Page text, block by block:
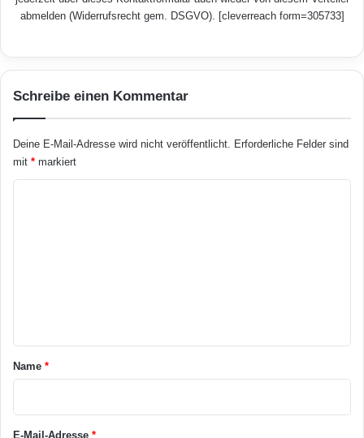
abmelden (Widerrufsrecht gem. DSGVO). [cleverreach form=305733]
Schreibe einen Kommentar
Deine E-Mail-Adresse wird nicht veröffentlicht.
Erforderliche Felder sind
mit * markiert
aName *
E-Mail-Adresse *